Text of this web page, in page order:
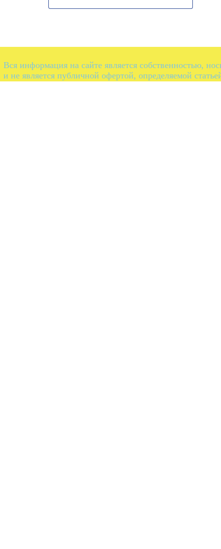
Вся информация на сайте является собственностью,
и не является публичной офертой, определяемой